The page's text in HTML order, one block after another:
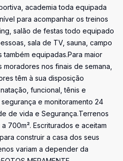
academia toda equipada
para acompanhar os treinos
salão de festas todo equipado
sala de TV, sauna, campo
equipadas.Para maior
nos finais de semana,
têm à sua disposição
funcional, tênis e
e monitoramento 24
de vida e Segurança.Terrenos
700m². Escriturados e aceitam
construir a casa dos seus
variam a depender da